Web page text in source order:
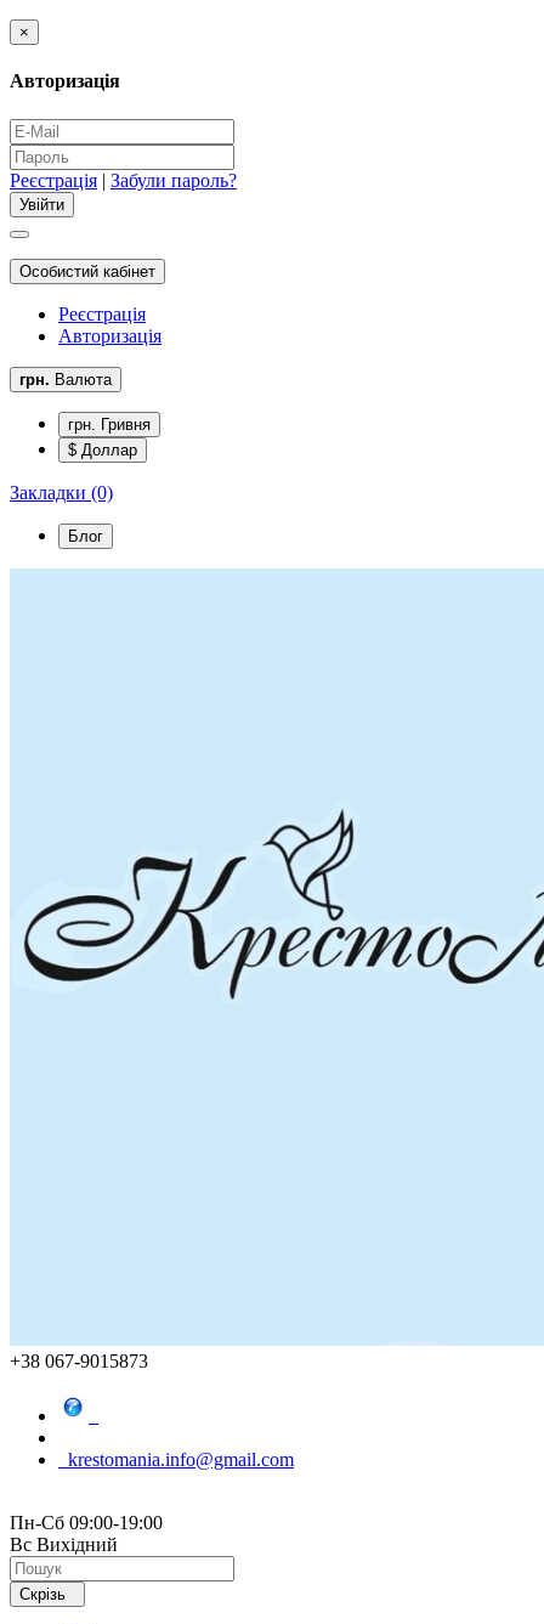
×
Авторизація
Реєстрація | Забули пароль?
Особистий кабінет
Реєстрація
Авторизація
грн. Валюта
грн. Гривня
$ Доллар
Закладки (0)
Блог
+38 067-9015873
krestomania.info@gmail.com
Пн-Сб 09:00-19:00
Вс Вихідний
Скрізь